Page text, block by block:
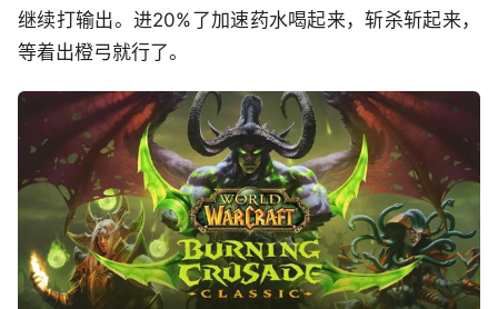
继续打输出。进20%了加速药水喝起来，斩杀斩起来，
等着出橙弓就行了。